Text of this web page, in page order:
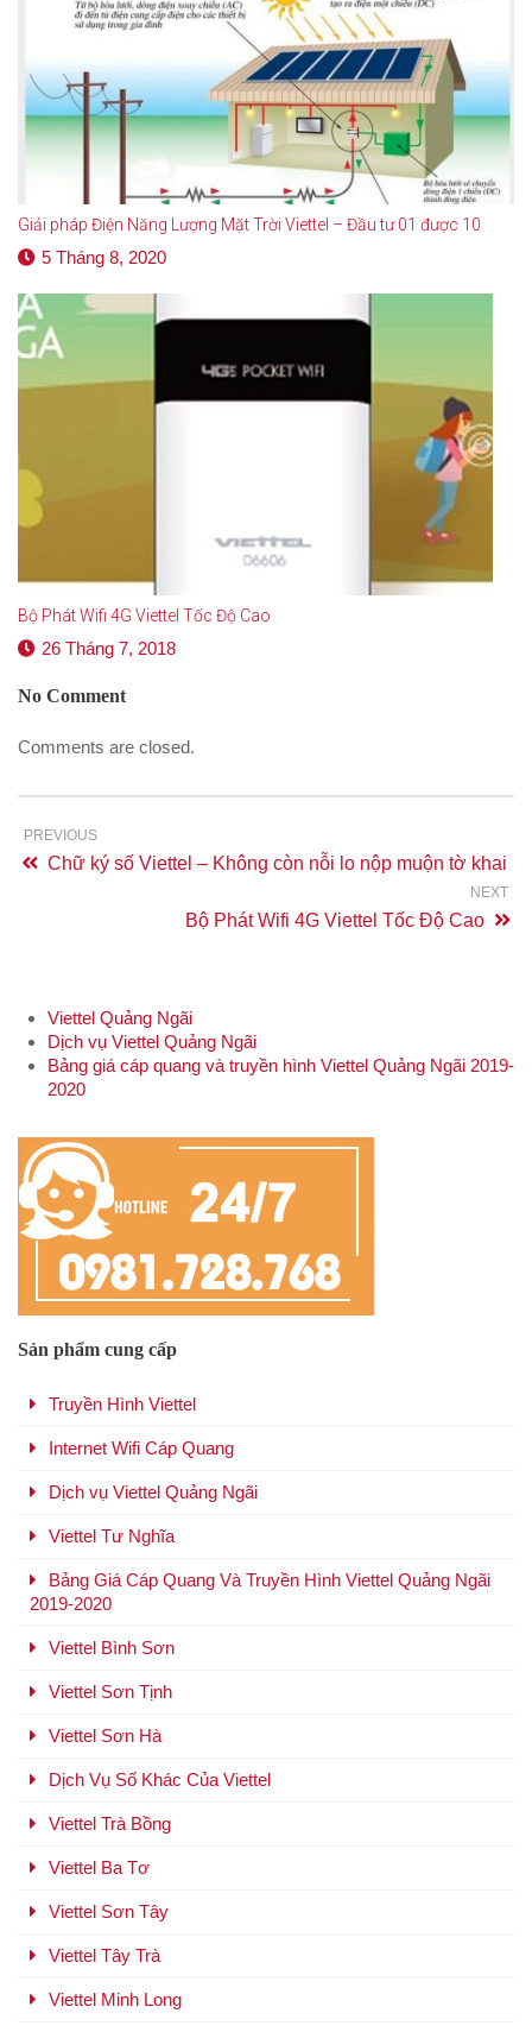
Giải pháp Điện Năng Lượng Mặt Trời Viettel – Đầu tư 01 được 10
5 Tháng 8, 2020
Bộ Phát Wifi 4G Viettel Tốc Độ Cao
26 Tháng 7, 2018
No Comment
Comments are closed.
PREVIOUS
Chữ ký số Viettel – Không còn nỗi lo nộp muộn tờ khai
NEXT
Bộ Phát Wifi 4G Viettel Tốc Độ Cao
Viettel Quảng Ngãi
Dịch vụ Viettel Quảng Ngãi
Bảng giá cáp quang và truyền hình Viettel Quảng Ngãi 2019-
2020
Sản phẩm cung cấp
Truyền Hình Viettel
Internet Wifi Cáp Quang
Dịch vụ Viettel Quảng Ngãi
Viettel Tư Nghĩa
Bảng Giá Cáp Quang Và Truyền Hình Viettel Quảng Ngãi
2019-2020
Viettel Bình Sơn
Viettel Sơn Tịnh
Viettel Sơn Hà
Dịch Vụ Số Khác Của Viettel
Viettel Trà Bồng
Viettel Ba Tơ
Viettel Sơn Tây
Viettel Tây Trà
Viettel Minh Long